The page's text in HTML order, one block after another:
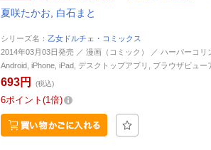
夏咲たかお 白石まと
シリーズ名： 乙女ドルチェ・コミックス
2014年03月03日発売 ／ 漫画（コミック） ／ ハーパーコ
Android, iPhone, iPad, デスクトップアプリ, ブラウザビュー
693円 (税込)
6ポイント 1倍